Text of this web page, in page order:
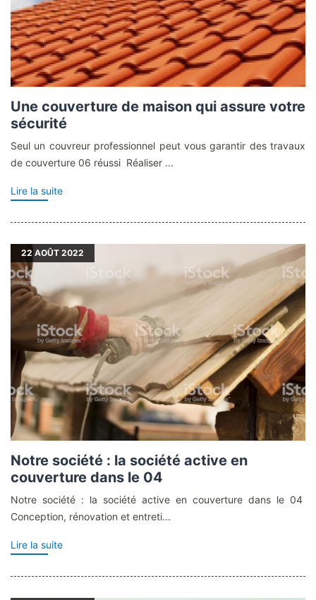
Une couverture de maison qui assure votre
sécurité
Seul un couvreur professionnel peut vous garantir des travaux
de couverture 06 réussi Réaliser ...
Lire la suite
22 AOÛT 2022
Notre société : la société active en
couverture dans le 04
Notre société : la société active en couverture dans le 04
Conception, rénovation et entreti...
Lire la suite